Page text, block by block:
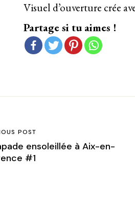
Visuel d’ouverture crée
Partage si tu aimes !
POST
ensoleillée à Aix-en-
#1